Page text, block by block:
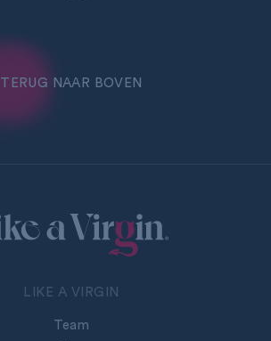
TERUG NAAR BOVEN
LIKE A VIRGIN
Team